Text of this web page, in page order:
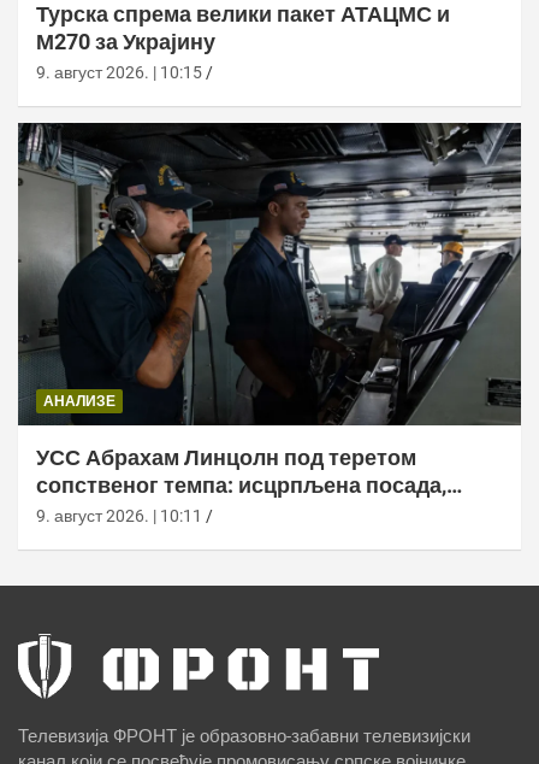
Турска спрема велики пакет АТАЦМС и
М270 за Украјину
9. август 2026. | 10:15
АНАЛИЗЕ
УСС Абрахам Линцолн под теретом
сопственог темпа: исцрпљена посада,
проблеми са снабдевањем и пад морала
9. август 2026. | 10:11
Телевизија ФРОНТ је образовно-забавни телевизијски